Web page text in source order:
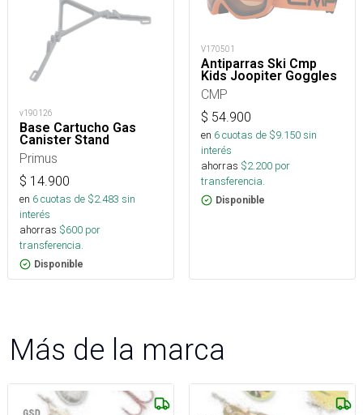
v190126
Base Cartucho Gas
Canister Stand
Primus
$ 14.900
en 6cuotas de $2.483 sin
interés
ahorras $600 por
transferencia.
Disponible
V170501
Antiparras Ski Cmp
Kids Joopiter Goggles
CMP
$ 54.900
en 6cuotas de $9.150sin
interés
ahorras $2.200 por
transferencia.
Disponible
Más de la marca